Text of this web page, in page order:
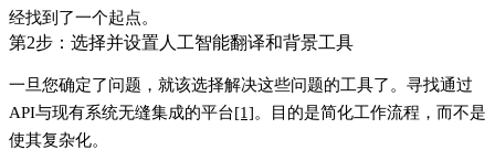
经找到了一个起点。
第2步：选择并设置人工智能翻译和背景工具
一旦您确定了问题，就该选择解决这些问题的工具了。寻找通过
API与现有系统无缝集成的平台[1]。目的是简化工作流程，而不是
使其复杂化。